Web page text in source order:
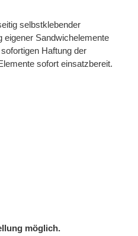
selbstklebender
eigener Sandwichelemente
Haftung der
sofort einsatzbereit.
möglich.